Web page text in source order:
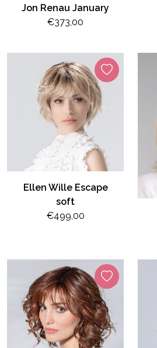
Jon Renau January
€373,00
Ellen Wille Escape
soft
€499,00